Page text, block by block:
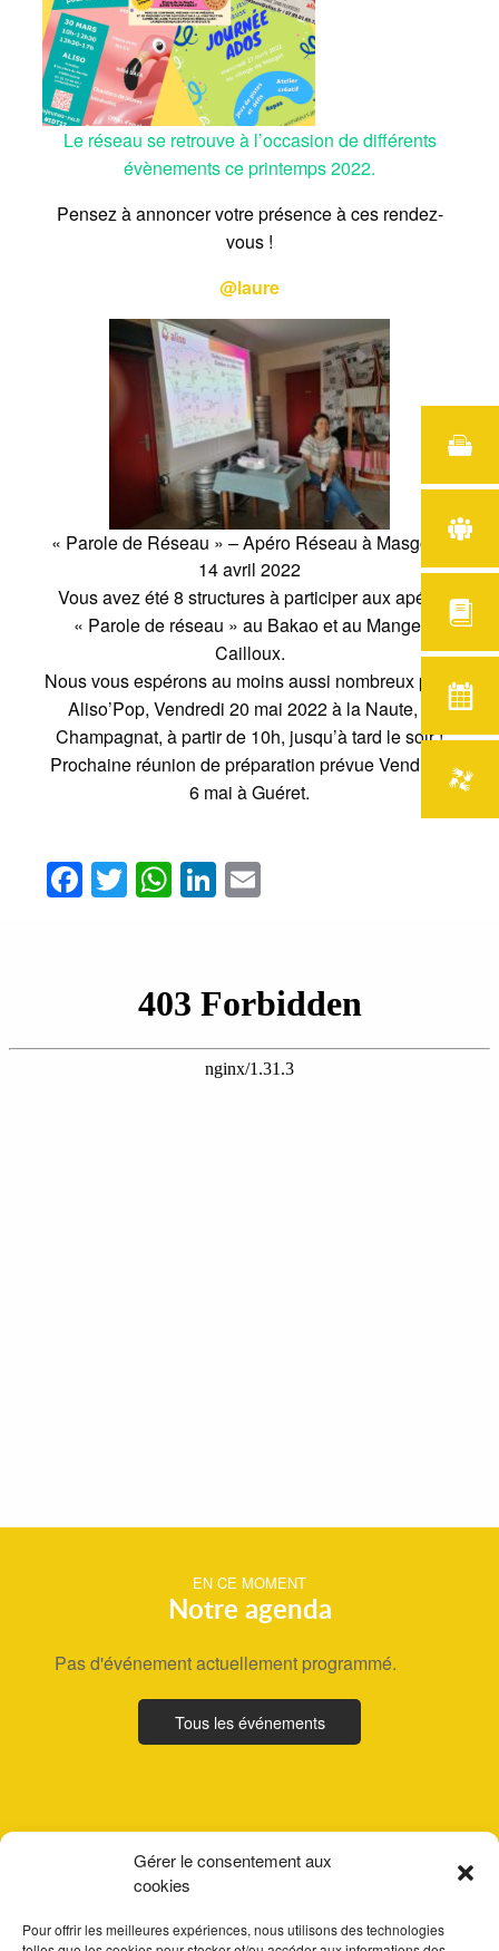
Gérer le consentement aux
cookies
Pour offrir les meilleures expériences, nous utilisons des technologies
Le réseau se retrouve à l’occasion de différents
évènements ce printemps 2022.
Pensez à annoncer votre présence à ces rendez-
vous !
@laure
« Parole de Réseau » – Apéro Réseau à Masgot –
14 avril 2022
Vous avez été 8 structures à participer aux apéro
« Parole de réseau » au Bakao et au Mange-
Cailloux.
Nous vous espérons au moins aussi nombreux pour
Aliso’Pop, Vendredi 20 mai 2022 à la Naute, à
Champagnat, à partir de 10h, jusqu’à tard le soir !
Prochaine réunion de préparation prévue Vendredi
6 mai à Guéret.
Facebook
Twitter
WhatsApp
LinkedIn
EN CE MOMENT
Notre agenda
Pas d'événement actuellement programmé.
Tous les événements